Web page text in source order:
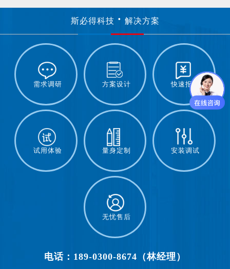
斯必得科技 解决方案
需求调研 方案设计 快速报价
试用体验 量身定制 安装调试
无忧售后
电话：189-0300-8674（林经理）